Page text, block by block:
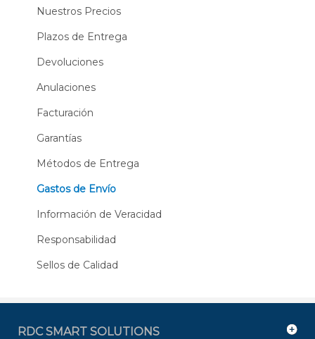
Nuestros Precios
Plazos de Entrega
Devoluciones
Anulaciones
Facturación
Garantías
Métodos de Entrega
Gastos de Envío
Información de Veracidad
Responsabilidad
Sellos de Calidad
RDC SMART SOLUTIONS